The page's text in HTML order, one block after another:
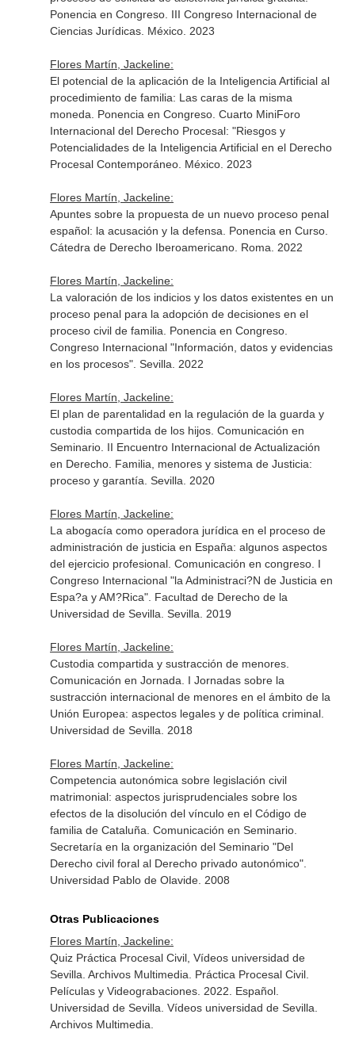
Ponencia en Congreso. III Congreso Internacional de
Ciencias Jurídicas. México. 2023
Flores Martín, Jackeline:
El potencial de la aplicación de la Inteligencia Artificial al
procedimiento de familia: Las caras de la misma
moneda. Ponencia en Congreso. Cuarto MiniForo
Internacional del Derecho Procesal: "Riesgos y
Potencialidades de la Inteligencia Artificial en el Derecho
Procesal Contemporáneo. México. 2023
Flores Martín, Jackeline:
Apuntes sobre la propuesta de un nuevo proceso penal
español: la acusación y la defensa. Ponencia en Curso.
Cátedra de Derecho Iberoamericano. Roma. 2022
Flores Martín, Jackeline:
La valoración de los indicios y los datos existentes en un
proceso penal para la adopción de decisiones en el
proceso civil de familia. Ponencia en Congreso.
Congreso Internacional "Información, datos y evidencias
en los procesos". Sevilla. 2022
Flores Martín, Jackeline:
El plan de parentalidad en la regulación de la guarda y
custodia compartida de los hijos. Comunicación en
Seminario. II Encuentro Internacional de Actualización
en Derecho. Familia, menores y sistema de Justicia:
proceso y garantía. Sevilla. 2020
Flores Martín, Jackeline:
La abogacía como operadora jurídica en el proceso de
administración de justicia en España: algunos aspectos
del ejercicio profesional. Comunicación en congreso. I
Congreso Internacional "la Administraci?N de Justicia en
Espa?a y AM?Rica". Facultad de Derecho de la
Universidad de Sevilla. Sevilla. 2019
Flores Martín, Jackeline:
Custodia compartida y sustracción de menores.
Comunicación en Jornada. I Jornadas sobre la
sustracción internacional de menores en el ámbito de la
Unión Europea: aspectos legales y de política criminal.
Universidad de Sevilla. 2018
Flores Martín, Jackeline:
Competencia autonómica sobre legislación civil
matrimonial: aspectos jurisprudenciales sobre los
efectos de la disolución del vínculo en el Código de
familia de Cataluña. Comunicación en Seminario.
Secretaría en la organización del Seminario "Del
Derecho civil foral al Derecho privado autonómico".
Universidad Pablo de Olavide. 2008
Otras Publicaciones
Flores Martín, Jackeline:
Quiz Práctica Procesal Civil, Vídeos universidad de
Sevilla. Archivos Multimedia. Práctica Procesal Civil.
Películas y Videograbaciones. 2022. Español.
Universidad de Sevilla. Vídeos universidad de Sevilla.
Archivos Multimedia.